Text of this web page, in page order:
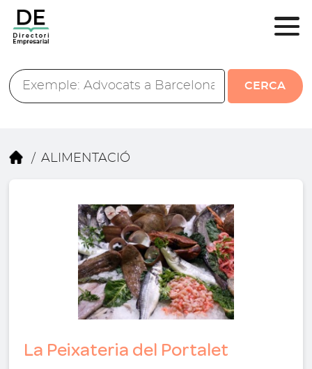
CERCA
/ ALIMENTACIÓ
La Peixateria del Portalet